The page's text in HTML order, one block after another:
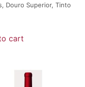
, Douro Superior, Tinto
cart